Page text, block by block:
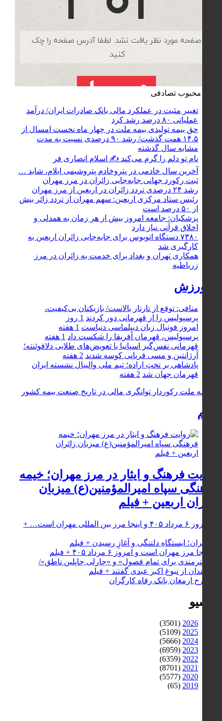
محبوب تصادفی
تغییر مثبت در عملکرد مالی بانک صادرات ایران/ درآمد
عملیاتی ۸۰ درصد رشد کرد
حق بیمه تولیدی بیمه ملت در چهار ماه نخست امسال از
۱۴.۵ همت گذشت/ رشد ۹۰ درصدی نسبت به مدت
مشابه سال گذشته
نام تو دلم را گرم می‌کند ✍️ اسلام انصاری فر
آخرین سال خادمی در پتروخادم پتروشیمی ایلام، شاید …
ثبت رکورد جهانی جابه‌جایی زائران در مرز مهران
رشد ۲۴ درصدی تردد زائران در اربعین از مرز مهران
رئیس ستاد مرکزی اربعین: سهم مهران از تردد زائر بیش
از ۵۰ درصد است
پزشکیان: جامعه امروز بیش از هر زمان به همدلی و
اخلاق قرآنی نیاز دارد
۷۳۸۰ دستگاه اتوبوس برای جابه‌جایی زائران اربعین به‌
کارگیری شد
همکاری تهران و بغداد برای خدمت به زائران در مرز
زرباطیه
🔮ورزش
منافی: توقع از تارتار بالاست/ بازیکنان بی‌کیفیت،
پرسپولیس را از قهرمانی دور کردند 1 روز
امروز فوتبال زبان دیپلماسی دنیاست 1 هفته
پرسپولیس، قهرمان آفریقا را شکست داد 1 هفته
قهرمانی نفس‌گیر اسپانیا با تعویض‌های طلایی دلافوئنته؛
آرژانتین و مسی قربانی کوسه شدند 2 هفته
پادشاهی بر تختِ اراده؛ تیم ملی والیبال نشسته ایران
قهرمان جهان شد 2 هفته
فیلم
روایت فرهنگ و ایثار در مرز مهران؛ خیمه
فرهنگی سپاه امیرالمؤمنین(ع) میزبان
زائران اربعین + فیلم
آرشیو
2026
(3501)
2025
(5109)
2024
(5666)
2023
(6959)
2022
(6359)
2021
(8701)
2020
(5577)
2019
(65)